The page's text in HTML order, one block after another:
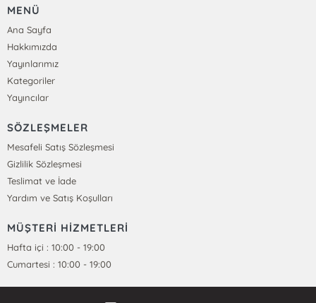
MENÜ
Ana Sayfa
Hakkımızda
Yayınlarımız
Kategoriler
Yayıncılar
SÖZLEŞMELER
Mesafeli Satış Sözleşmesi
Gizlilik Sözleşmesi
Teslimat ve İade
Yardım ve Satış Koşulları
MÜŞTERİ HİZMETLERİ
Hafta içi : 10:00 - 19:00
Cumartesi : 10:00 - 19:00